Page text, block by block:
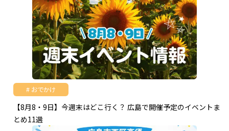
おでかけ
【8月8・9日】今週末はどこ行く？ 広島で開催予定のイベントま
とめ11選